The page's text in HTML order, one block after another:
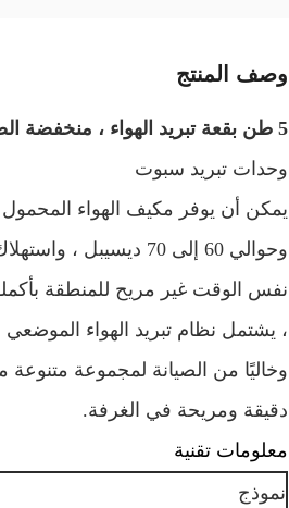
وصف المنتج
5 طن بقعة تبريد الهواء ، منخفضة الضوضاء 18000w تكييف الهواء المؤقت
وحدات تبريد سبوت
وحوالي 60 إلى 70
نفس الوقت غير مريح للمنطقة
، يشتمل نظام تبريد الهواء
وخاليًا من الصيانة لمجموعة
دقيقة ومريحة في الغرفة.
معلومات تقنية
نموذج